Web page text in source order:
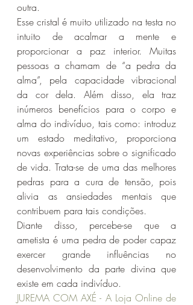
outra.
Esse cristal é muito utilizado na testa no
intuito de acalmar a mente e
proporcionar a paz interior. Muitas
pessoas a chamam de “a pedra da
alma”, pela capacidade vibracional
da cor dela. Além disso, ela traz
inúmeros benefícios para o corpo e
alma do indivíduo, tais como: introduz
um estado meditativo, proporciona
novas experiências sobre o significado
de vida. Trata-se de uma das melhores
pedras para a cura de tensão, pois
alivia as ansiedades mentais que
contribuem para tais condições.
Diante disso, percebe-se que a
ametista é uma pedra de poder capaz
exercer grande influências no
desenvolvimento da parte divina que
existe em cada indivíduo.
JUREMA COM AXÉ - A Loja Online de